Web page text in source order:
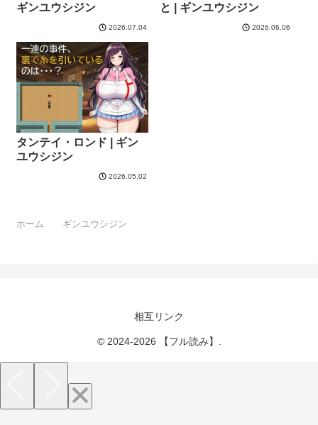
ギンユウシジン
2026.07.04
と | ギンユウシジン
2026.06.06
タンテイ・ロンド | ギン
ユウシジン
2026.05.02
ホーム ギンユウシジン
相互リンク
© 2024-2026 【フル読み】.